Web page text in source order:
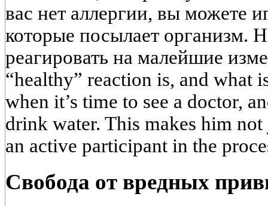
вас нет аллергии, вы можете
которые посылает организм.
реагировать на малейшие
“healthy” reaction is, and what
when it’s time to see a doctor,
drink water. This makes him
an active participant in the
Свобода от вредных